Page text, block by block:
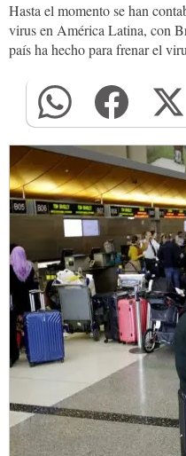
Hasta el momento se han
virus en América Latina, con
país ha hecho para frenar el